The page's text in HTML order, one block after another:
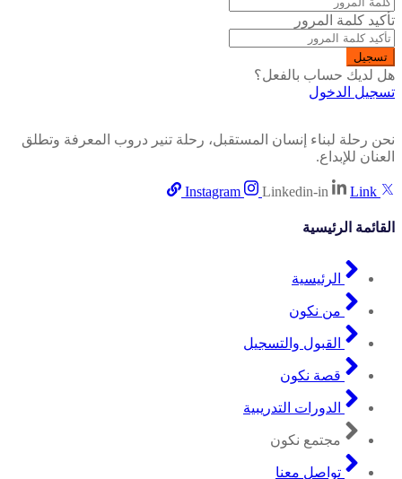
تأكيد كلمة المرور
تسجيل
هل لديك حساب بالفعل؟
تسجيل الدخول
نحن رحلة لبناء إنسان المستقبل، رحلة تنير دروب المعرفة وتطلق
العنان للإبداع.
Instagram Linkedin-in Link
القائمة الرئيسية
الرئيسية
من نكون
القبول والتسجيل
قصة نكون
الدورات التدريبية
مجتمع نكون
تواصل معنا